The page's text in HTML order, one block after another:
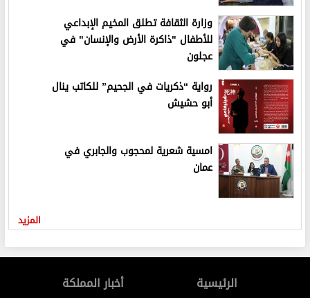
وزارة الثقافة تطلق المخيم الإبداعي
للأطفال "ذاكرة الأرض والإنسان" في
عجلون
رواية “ذكريات في الجحيم” للكاتب ينال
أبو حشيش
امسية شعرية لمحجوب والجابري في
عمان
المزيد
الرئيسية
أخبار المملكة